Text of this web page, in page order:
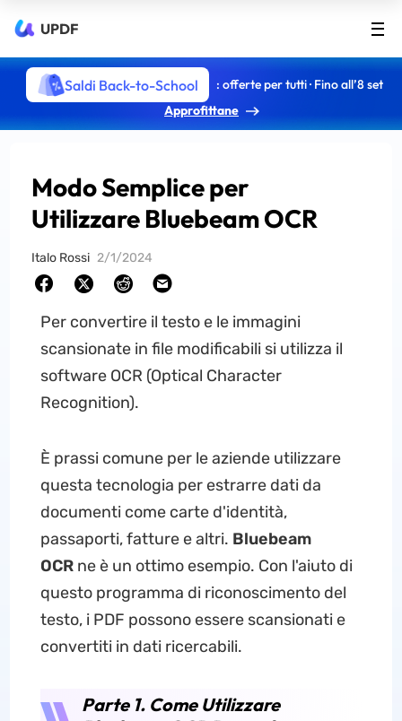
UPDF
Saldi Back-to-School
: offerte per tutti · Fino all’8 set
Approfittane
Modo Semplice per
Utilizzare Bluebeam OCR
Italo Rossi 2/1/2024
Per convertire il testo e le immagini
scansionate in file modificabili si utilizza il
software OCR (Optical Character
Recognition).
È prassi comune per le aziende utilizzare
questa tecnologia per estrarre dati da
documenti come carte d'identità,
passaporti, fatture e altri. Bluebeam
OCRne è un ottimo esempio. Con l'aiuto di
questo programma di riconoscimento del
testo, i PDF possono essere scansionati e
convertiti in dati ricercabili.
Parte 1. Come Utilizzare